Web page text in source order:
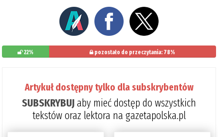
22% pozostało do przeczytania: 78%
Artykuł dostępny tylko dla subskrybentów
SUBSKRYBUJaby mieć dostęp do wszystkich
tekstów oraz lektora na gazetapolska.pl